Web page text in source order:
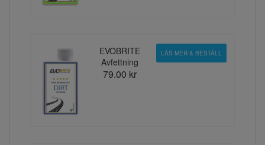
EVOBRITE
Avfettning
79.00 kr
LÄS MER & BESTÄLL